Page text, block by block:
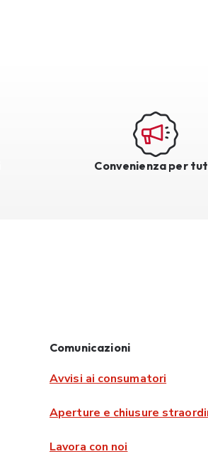
Convenienza per
Comunicazioni
Avvisi ai consumatori
Aperture e chiusure
Lavora con noi